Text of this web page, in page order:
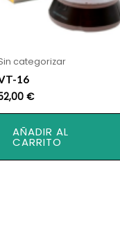
categorizar
16
€
AÑADIR AL
CARRITO